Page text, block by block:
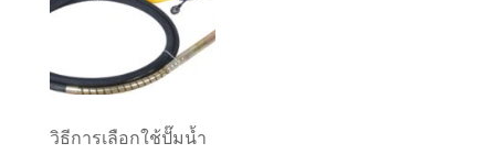
วิธีการเลือกใช้ปั๊มน้ำ